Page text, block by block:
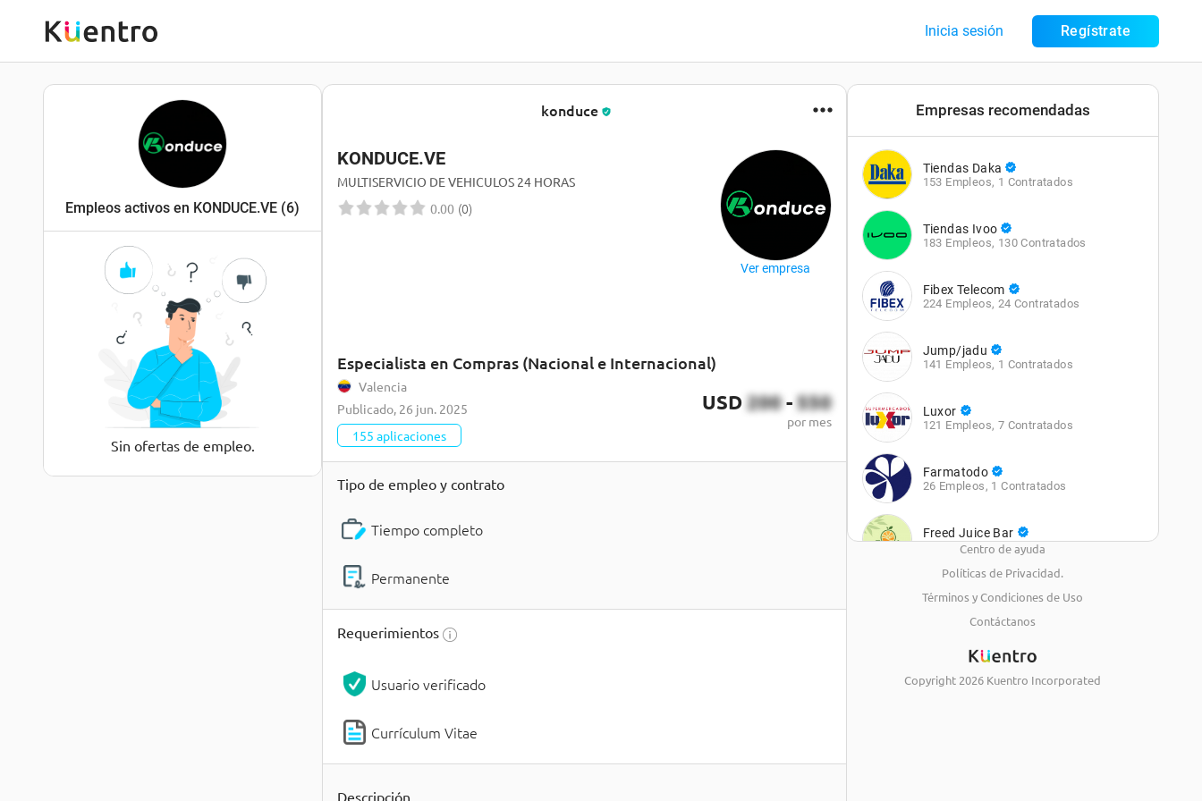
Inicia sesión Regístrate
Empleos activos en KONDUCE.VE (6)
Sin ofertas de empleo.
konduce
KONDUCE.VE
MULTISERVICIO DE VEHICULOS 24 HORAS
0.00 (0)
Ver empresa
Especialista en Compras (Nacional e Internacional)
Valencia
Publicado, 26 jun. 2025
155 aplicaciones
USD 200 -550
por mes
Tipo de empleo y contrato
Tiempo completo
Permanente
Requerimientos
Usuario verificado
Currículum Vitae
Descripción
Empresas recomendadas
Tiendas Daka
153 Empleos, 1 Contratados
Tiendas Ivoo
183 Empleos, 130 Contratados
Fibex Telecom
224 Empleos, 24 Contratados
Jump/jadu
141 Empleos, 1 Contratados
Luxor
121 Empleos, 7 Contratados
Farmatodo
26 Empleos , 1 Contratados
Freed Juice Bar
41 Empleos,10 Contratados
Automercados Plazas
32 Empleos
Automercado Luz
Centro de ayuda
Políticas de Privacidad.
Términos y Condiciones de Uso
Contáctanos
Copyright 2026 Kuentro Incorporated